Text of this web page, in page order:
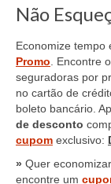
Não
Economize tempo
Promo . Encontre
seguradoras por
no cartão de
boleto bancário.
de desconto
cupom exclusivo:
» Quer
encontre um